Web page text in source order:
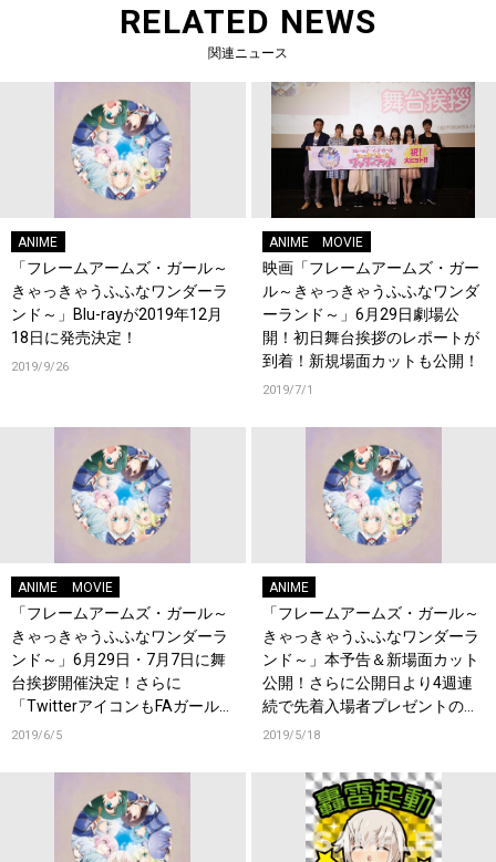
RELATED NEWS
関連ニュース
ANIME
「フレームアームズ・ガール～
きゃっきゃうふふなワンダーラ
ンド～」Blu-rayが2019年12月
18日に発売決定！
2019/9/26
ANIME MOVIE
映画「フレームアームズ・ガー
ル～きゃっきゃうふふなワンダ
ーランド～」6月29日劇場公
開！初日舞台挨拶のレポートが
到着！新規場面カットも公開！
2019/7/1
ANIME MOVIE
「フレームアームズ・ガール～
きゃっきゃうふふなワンダーラ
ンド～」6月29日・7月7日に舞
台挨拶開催決定！さらに
「TwitterアイコンもFAガール
まみれですよ」キャンペーン実
2019/6/5
ANIME
「フレームアームズ・ガール～
きゃっきゃうふふなワンダーラ
ンド～」本予告＆新場面カット
公開！さらに公開日より4週連
続で先着入場者プレゼントの配
布が決定！Twitterフォロー＆
2019/5/18